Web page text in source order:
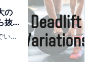
の
抜
い
ッ
ろ